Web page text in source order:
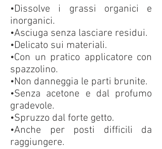
•Dissolve i grassi organici e
inorganici.
•Asciuga senza lasciare residui.
•Delicato sui materiali.
•Con un pratico applicatore con
spazzolino.
•Non danneggia le parti brunite.
•Senza acetone e dal profumo
gradevole.
•Spruzzo dal forte getto.
•Anche per posti difficili da
raggiungere.